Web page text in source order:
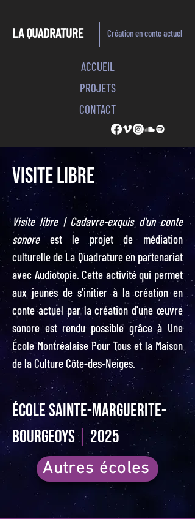
LA QUADRATURE Création en conte actuel
ACCUEIL
PROJETS
CONTACT
VISITE LIBRE
Visite libre | Cadavre-exquis d'un conte
sonoreest le projet de médiation
culturelle de La Quadrature en partenariat
avec Audiotopie. Cette activité qui permet
aux jeunes de s'initier à la création en
conte actuel par la création d'une œuvre
sonore est rendu possible grâce à Une
École Montréalaise Pour Tous et la Maison
de la Culture Côte-des-Neiges.
ÉCOLE sainte-marguerite-
bourgeoys|2025
Autres écoles